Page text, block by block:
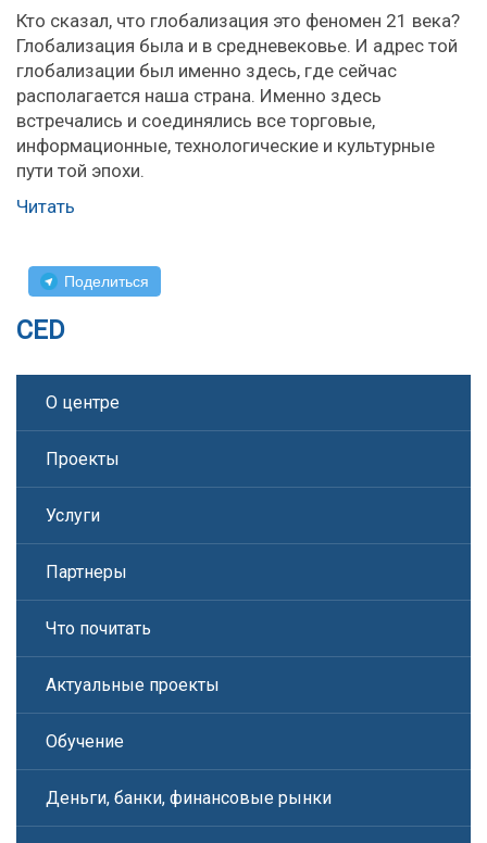
Кто сказал, что глобализация это феномен 21 века?
Глобализация была и в средневековье. И адрес той
глобализации был именно здесь, где сейчас
располагается наша страна. Именно здесь
встречались и соединялись все торговые,
информационные, технологические и культурные
пути той эпохи.
Читать
Поделиться
CED
О центре
Проекты
Услуги
Партнеры
Что почитать
Актуальные проекты
Обучение
Деньги, банки, финансовые рынки